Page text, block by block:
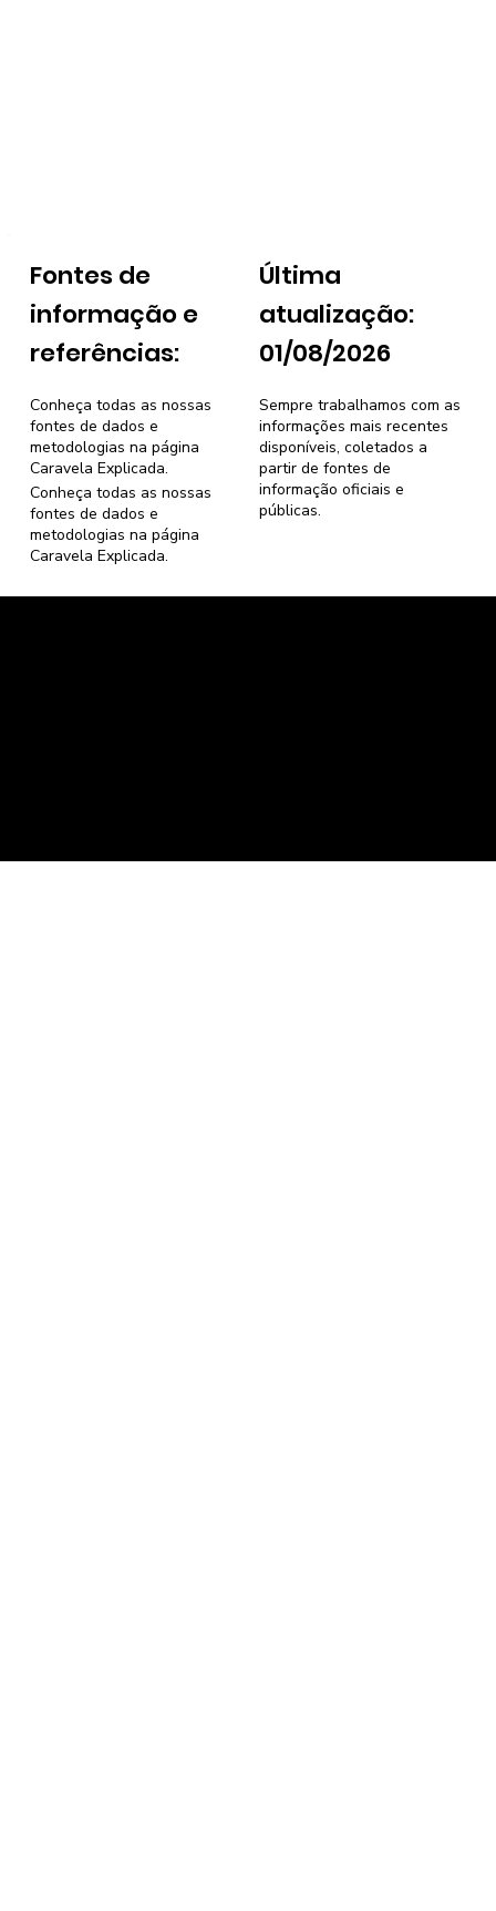
Fontes de
informação e
referências:
Última
atualização:
01/08/2026
Sempre trabalhamos com as
informações mais recentes
disponíveis, coletados a
partir de fontes de
informação oficiais e
públicas.
Conheça todas as nossas
fontes de dados e
metodologias na página
Caravela Explicada.
Conheça todas as nossas
fontes de dados e
metodologias na página
Caravela Explicada.